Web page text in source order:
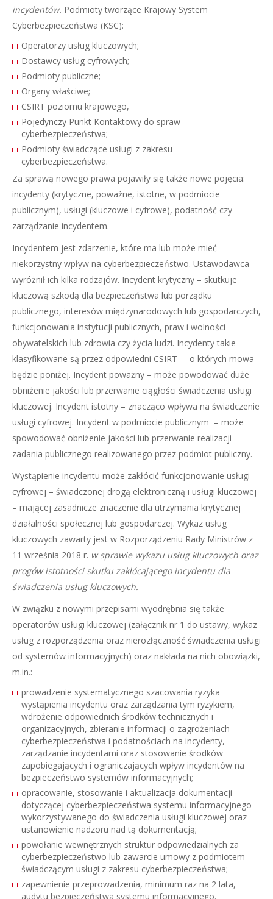
incydentów. Podmioty tworzące Krajowy System
Cyberbezpieczeństwa (KSC):
Operatorzy usług kluczowych;
Dostawcy usług cyfrowych;
Podmioty publiczne;
Organy właściwe;
CSIRT poziomu krajowego,
Pojedynczy Punkt Kontaktowy do spraw
cyberbezpieczeństwa;
Podmioty świadczące usługi z zakresu
cyberbezpieczeństwa.
Za sprawą nowego prawa pojawiły się także nowe pojęcia:
incydenty (krytyczne, poważne, istotne, w podmiocie
publicznym), usługi (kluczowe i cyfrowe), podatność czy
zarządzanie incydentem.
Incydentem jest zdarzenie, które ma lub może mieć
niekorzystny wpływ na cyberbezpieczeństwo. Ustawodawca
wyróżnił ich kilka rodzajów. Incydent krytyczny – skutkuje
kluczową szkodą dla bezpieczeństwa lub porządku
publicznego, interesów międzynarodowych lub gospodarczych,
funkcjonowania instytucji publicznych, praw i wolności
obywatelskich lub zdrowia czy życia ludzi. Incydenty takie
klasyfikowane są przez odpowiedni CSIRT – o których mowa
będzie poniżej. Incydent poważny – może powodować duże
obniżenie jakości lub przerwanie ciągłości świadczenia usługi
kluczowej. Incydent istotny – znacząco wpływa na świadczenie
usługi cyfrowej. Incydent w podmiocie publicznym – może
spowodować obniżenie jakości lub przerwanie realizacji
zadania publicznego realizowanego przez podmiot publiczny.
Wystąpienie incydentu może zakłócić funkcjonowanie usługi
cyfrowej – świadczonej drogą elektroniczną i usługi kluczowej
– mającej zasadnicze znaczenie dla utrzymania krytycznej
działalności społecznej lub gospodarczej. Wykaz usług
kluczowych zawarty jest w Rozporządzeniu Rady Ministrów z
11 września 2018 r. w sprawie wykazu usług kluczowych oraz
progów istotności skutku zakłócającego incydentu dla
świadczenia usług kluczowych.
W związku z nowymi przepisami wyodrębnia się także
operatorów usługi kluczowej (załącznik nr 1 do ustawy, wykaz
usług z rozporządzenia oraz nierozłączność świadczenia usługi
od systemów informacyjnych) oraz nakłada na nich obowiązki,
m.in.:
prowadzenie systematycznego szacowania ryzyka
wystąpienia incydentu oraz zarządzania tym ryzykiem,
wdrożenie odpowiednich środków technicznych i
organizacyjnych, zbieranie informacji o zagrożeniach
cyberbezpieczeństwa i podatnościach na incydenty,
zarządzanie incydentami oraz stosowanie środków
zapobiegających i ograniczających wpływ incydentów na
bezpieczeństwo systemów informacyjnych;
opracowanie, stosowanie i aktualizacja dokumentacji
dotyczącej cyberbezpieczeństwa systemu informacyjnego
wykorzystywanego do świadczenia usługi kluczowej oraz
ustanowienie nadzoru nad tą dokumentacją;
powołanie wewnętrznych struktur odpowiedzialnych za
cyberbezpieczeństwo lub zawarcie umowy z podmiotem
świadczącym usługi z zakresu cyberbezpieczeństwa;
zapewnienie przeprowadzenia, minimum raz na 2 lata,
audytu bezpieczeństwa systemu informacyjnego.